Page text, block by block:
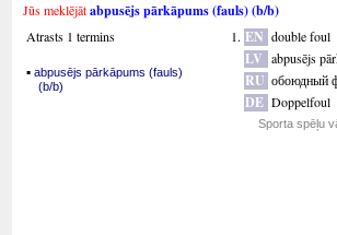
Jūs meklējātabpusējs pārkāpums (fauls) (b/b)
Atrasts 1 termins
▪ abpusējs pārkāpums (fauls)
(b/b)
EN double foul
LV abpusējs
RU обоюдный
DE Doppelfoul
Sporta spēļu